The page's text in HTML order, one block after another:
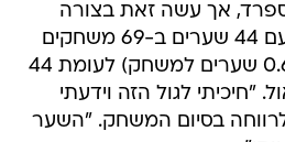
של ספרד, אך עשה זאת בצורה
מרשימה הרבה יותר, עם 44 שערים ב-69 משחקים
(ממוצע מדהים של 0.64 שערים למשחק) לעומת 44
"חיכיתי לגול הזה וידעתי
לרווחה בסיום המשחק. "השער